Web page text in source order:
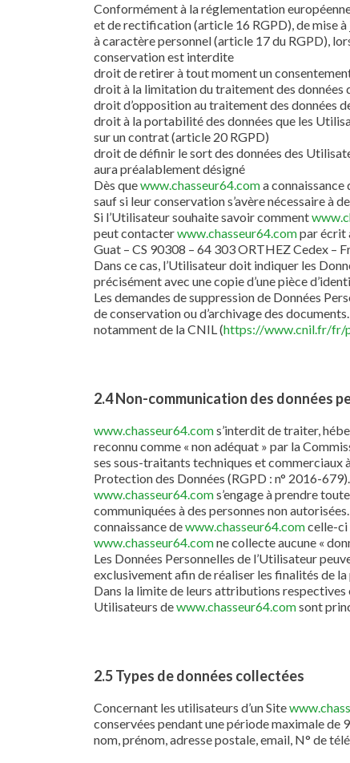
Conformément à la réglementation
et de rectification (article 16 RGPD), de mise
à caractère personnel (article 17 du RGPD),
conservation est interdite
droit de retirer à tout moment un
droit à la limitation du traitement des données
droit d’opposition au traitement des données
droit à la portabilité des données que les
sur un contrat (article 20 RGPD)
droit de définir le sort des données des
aura préalablement désigné
Dès quewww.chasseur64.coma connaissance
sauf si leur conservation s’avère nécessaire à
Si l’Utilisateur souhaite savoir comment
peut contacterwww.chasseur64.compar écrit
Guat – CS 90308 – 64 303 ORTHEZ Cedex –
Dans ce cas, l’Utilisateur doit indiquer les
précisément avec une copie d’une pièce
Les demandes de suppression de Données
de conservation ou d’archivage des
notamment de la CNIL (https://www.cnil.fr/fr/
2.4 Non-communication des données
www.chasseur64.coms’interdit de traiter,
reconnu comme « non adéquat » par la
ses sous-traitants techniques et commerciaux
Protection des Données (RGPD : n° 2016-679).
www.chasseur64.coms’engage à prendre
communiquées à des personnes non
connaissance dewww.chasseur64.comcelle-ci
www.chasseur64.comne collecte aucune «
Les Données Personnelles de l’Utilisateur
exclusivement afin de réaliser les finalités de
Dans la limite de leurs attributions respectives
Utilisateurs dewww.chasseur64.comsont
2.5 Types de données collectées
Concernant les utilisateurs d’un Site
conservées pendant une période maximale
nom, prénom, adresse postale, email, N° de